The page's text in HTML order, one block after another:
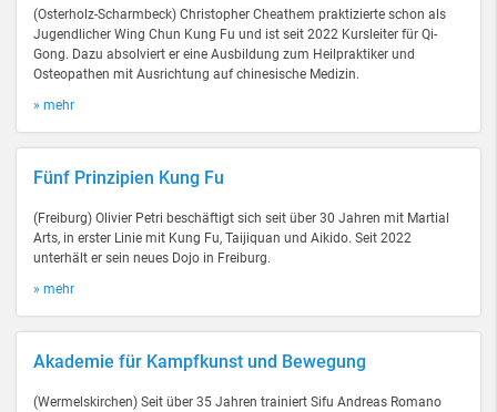
(Osterholz-Scharmbeck) Christopher Cheathem praktizierte schon als
Jugendlicher Wing Chun Kung Fu und ist seit 2022 Kursleiter für Qi-
Gong. Dazu absolviert er eine Ausbildung zum Heilpraktiker und
Osteopathen mit Ausrichtung auf chinesische Medizin.
» mehr
Fünf Prinzipien Kung Fu
(Freiburg) Olivier Petri beschäftigt sich seit über 30 Jahren mit Martial
Arts, in erster Linie mit Kung Fu, Taijiquan und Aikido. Seit 2022
unterhält er sein neues Dojo in Freiburg.
» mehr
Akademie für Kampfkunst und Bewegung
(Wermelskirchen) Seit über 35 Jahren trainiert Sifu Andreas Romano